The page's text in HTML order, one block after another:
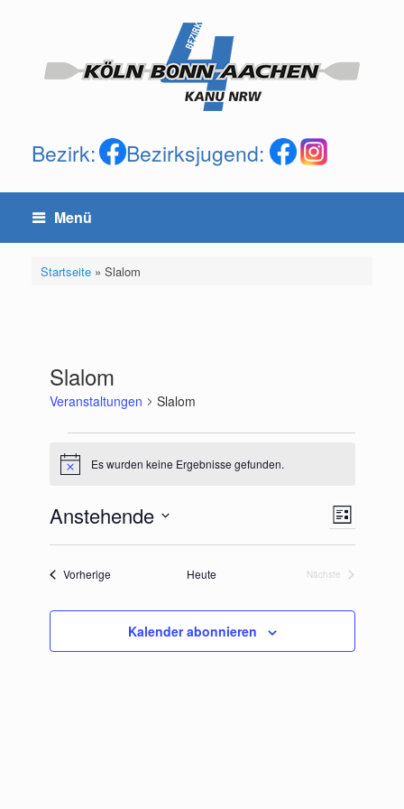
Bezirk: Bezirksjugend:
Menü
Startseite» Slalom
Slalom
Veranstaltungen Slalom
HinweisEs wurden keine Ergebnisse gefunden.
Ansichten-
Navigation
Ansichten-
Navigation
Liste
Anstehende
VorherigeVeranstaltungenHeute
Nächste
Kalender abonnieren